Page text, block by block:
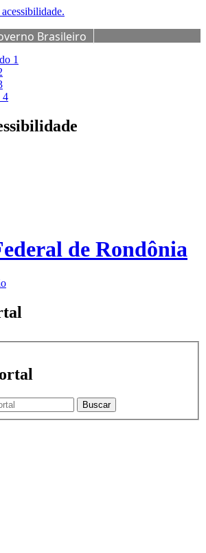
Brasileiro
1
4
de Rondônia
Buscar